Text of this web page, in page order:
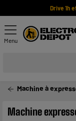
Drive 1h
Menu
Machine à
Machine